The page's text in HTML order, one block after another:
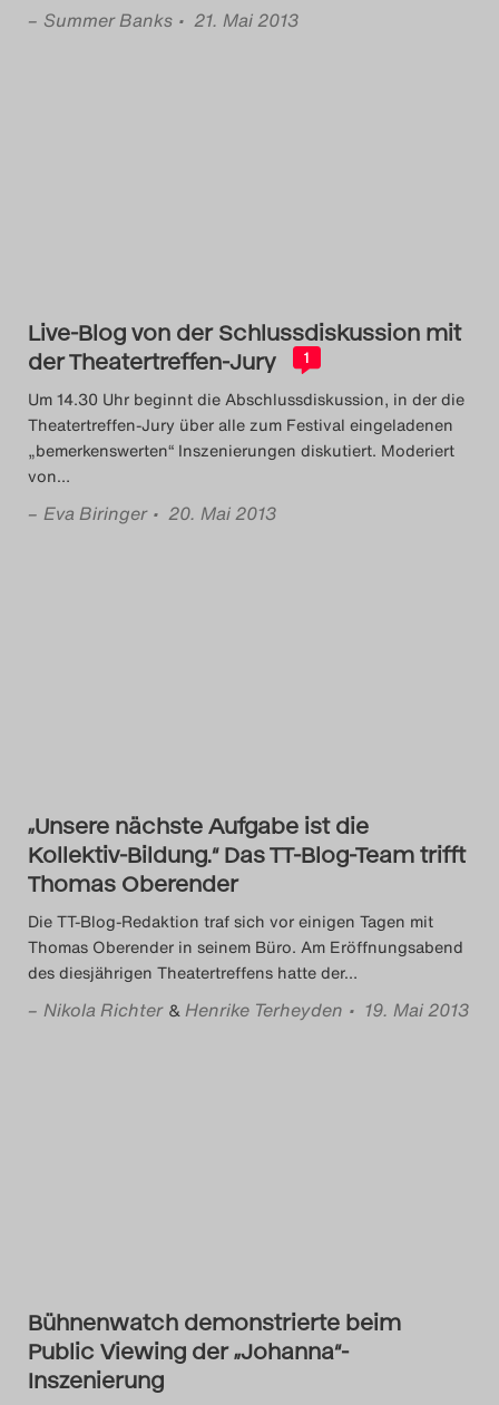
Das Theatertreffen-Blog
Das Theatertreffen-Blog
2024
Das Theatertreffen-Blog
2025
Das Theatertreffen-Blog
– Summer Banks • 21. Mai 2013
Live-Blog von der Schlussdiskussion mit
der Theatertreffen-Jury
1
Um 14.30 Uhr beginnt die Abschlussdiskussion, in der die
Theatertreffen-Jury über alle zum Festival eingeladenen
„bemerkenswerten“ Inszenierungen diskutiert. Moderiert
von…
– Eva Biringer • 20. Mai 2013
„Unsere nächste Aufgabe ist die
Kollektiv-Bildung.“ Das TT-Blog-Team trifft
Thomas Oberender
Die TT-Blog-Redaktion traf sich vor einigen Tagen mit
Thomas Oberender in seinem Büro. Am Eröffnungsabend
des diesjährigen Theatertreffens hatte der…
– Nikola Richter &Henrike Terheyden • 19. Mai 2013
Bühnenwatch demonstrierte beim
Public Viewing der „Johanna“-
Inszenierung